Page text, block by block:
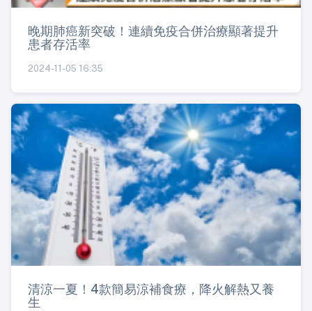
晚期肺癌新突破！連續免疫合併治療顯著提升
患者存活率
2024-11-05 16:35
清涼一夏！4款簡易涼補食療，降火解熱又養
生